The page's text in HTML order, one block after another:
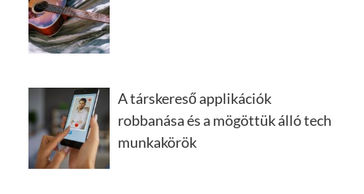
A társkereső applikációk
robbanása és a mögöttük álló tech
munkakörök